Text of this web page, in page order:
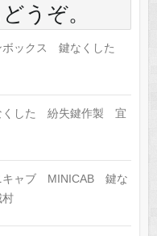
うぞ。
ックス 鍵なくした
した 紛失鍵作製 宜
ャブ MINICAB 鍵な